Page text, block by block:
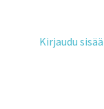
Kirjaudu